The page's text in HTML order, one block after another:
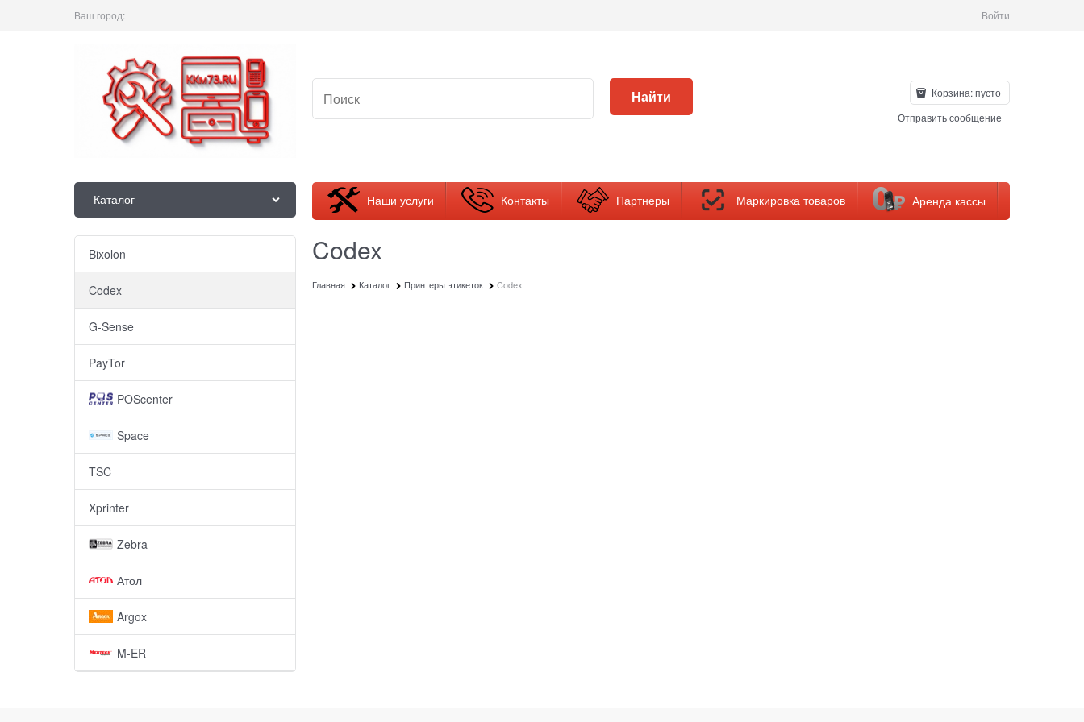
Ваш город: Войти
Найти Корзина:пусто
Отправить сообщение
Каталог Наши услуги Контакты Партнеры Маркировка товаров Аренда кассы
Bixolon
Codex
G-Sense
PayTor
POScenter
Space
TSC
Xprinter
Zebra
Атол
Argox
M-ER
Codex
Главная Каталог Принтеры этикеток Codex